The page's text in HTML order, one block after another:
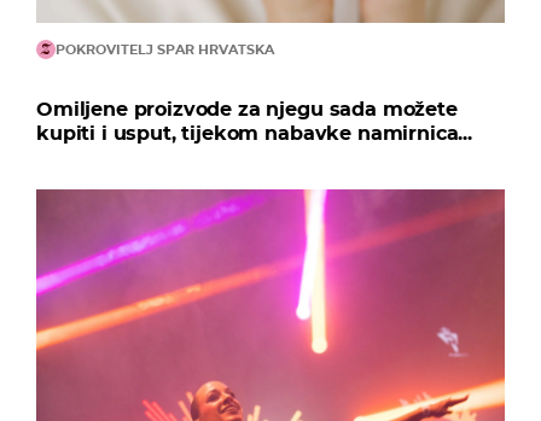
POKROVITELJ SPAR HRVATSKA
Omiljene proizvode za njegu sada možete
kupiti i usput, tijekom nabavke namirnica...